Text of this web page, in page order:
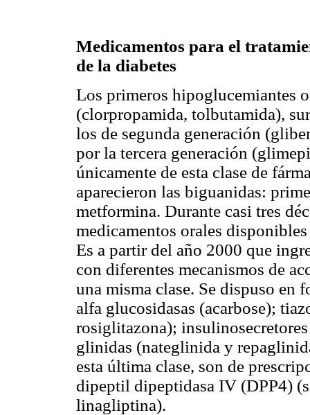
Medicamentos para el
de la diabetes
Los primeros hipoglucemiantes
(clorpropamida, tolbutamida),
los de segunda generación
por la tercera generación
únicamente de esta clase de
aparecieron las biguanidas:
metformina. Durante casi tres
medicamentos orales
Es a partir del año 2000 que
con diferentes mecanismos de
una misma clase. Se dispuso en
alfa glucosidasas (acarbose);
rosiglitazona);
glinidas (nateglinida y
esta última clase, son de
dipeptil dipeptidasa IV (DPP4)
linagliptina).